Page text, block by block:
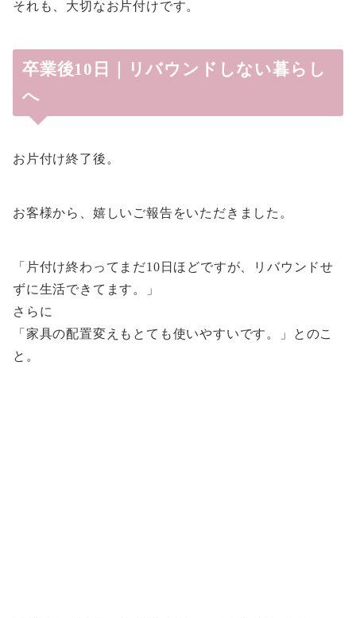
それも、大切なお片付けです。
卒業後10日｜リバウンドしない暮らし
へ
お片付け終了後。
お客様から、嬉しいご報告をいただきました。
「片付け終わってまだ10日ほどですが、リバウンドせ
ずに生活できてます。」
さらに
「家具の配置変えもとても使いやすいです。」とのこ
と。